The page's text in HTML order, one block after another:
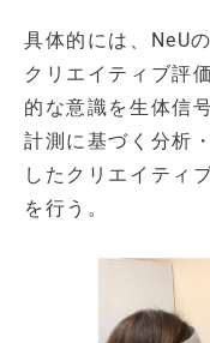
具体的には、NeU
クリエイティブ評
的な意識を生体信
計測に基づく分析
したクリエイティ
を行う。